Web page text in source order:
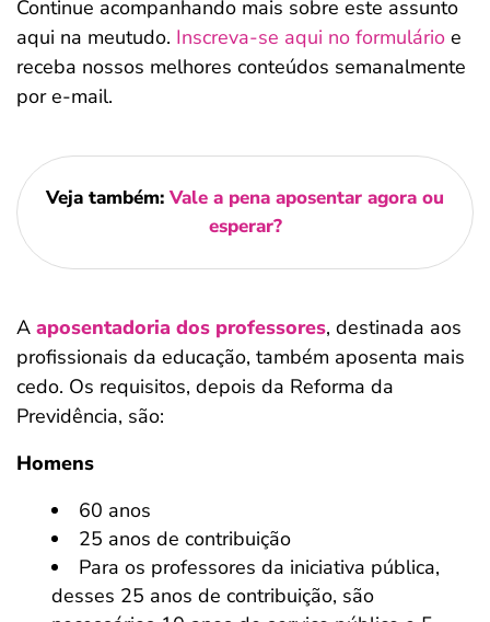
Continue acompanhando mais sobre este assunto
aqui na meutudo. Inscreva-se aqui no formulário e
receba nossos melhores conteúdos semanalmente
por e-mail.
Veja também: Vale a pena aposentar agora ou
esperar?
A aposentadoria dos professores, destinada aos
profissionais da educação, também aposenta mais
cedo. Os requisitos, depois da Reforma da
Previdência, são:
Homens
60 anos
25 anos de contribuição
Para os professores da iniciativa pública,
desses 25 anos de contribuição, são